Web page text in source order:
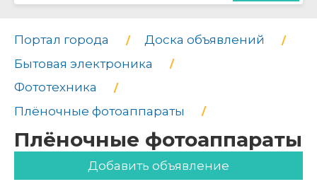
Портал города
Доска объявлений
Бытовая электроника
Фототехника
Плёночные фотоаппараты
Плёночные фотоаппараты
Добавить объявление